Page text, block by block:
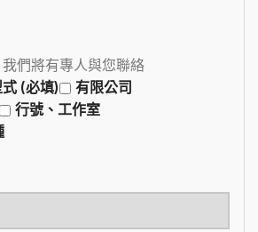
們將有專人與您聯絡
(必填)
有限公司
行號、工作室